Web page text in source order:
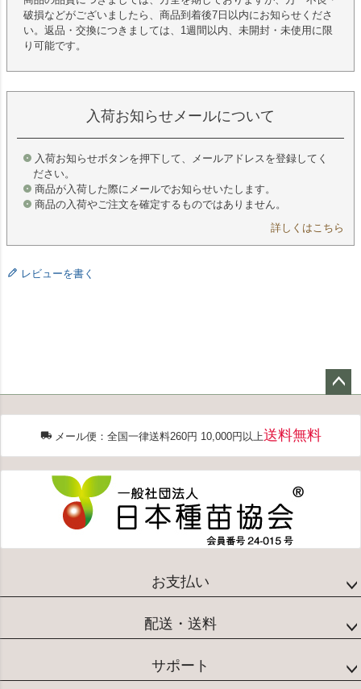
破損などがございましたら、商品到着後7日以内にお知らせくださ
い。返品・交換につきましては、1週間以内、未開封・未使用に限
り可能です。
入荷お知らせメールについて
入荷お知らせボタンを押下して、メールアドレスを登録してく
ださい。
商品が入荷した際にメールでお知らせいたします。
商品の入荷やご注文を確定するものではありません。
詳しくはこちら
レビューを書く
ジト
メール便：全国一律送料260円 10,000円以上送料無料
お支払い
配送・送料
サポート